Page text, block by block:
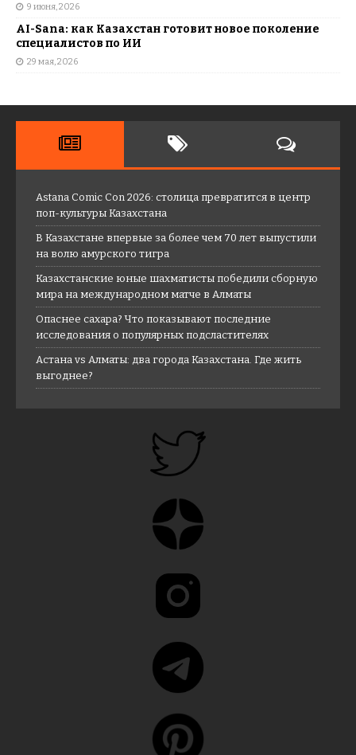
9 июня, 2026
AI-Sana: как Казахстан готовит новое поколение
специалистов по ИИ
29 мая, 2026
Astana Comic Con 2026: столица превратится в центр
поп-культуры Казахстана
В Казахстане впервые за более чем 70 лет выпустили
на волю амурского тигра
Казахстанские юные шахматисты победили сборную
мира на международном матче в Алматы
Опаснее сахара? Что показывают последние
исследования о популярных подсластителях
Астана vs Алматы: два города Казахстана. Где жить
выгоднее?